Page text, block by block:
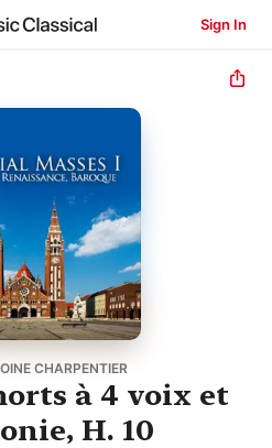
Sign In
CHARPENTIER
à 4 voix et
H. 10